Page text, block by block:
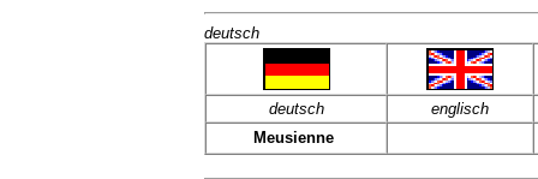
deutsch
deutsch
englisch
Meusienne